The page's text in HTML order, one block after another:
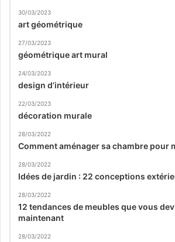
30/03/2023
art géométrique
27/03/2023
géométrique art mural
24/03/2023
design d’intérieur
22/03/2023
décoration murale
28/03/2022
Comment aménager sa chambre pour
28/03/2022
Idées de jardin : 22 conceptions
28/03/2022
12 tendances de meubles que vous
maintenant
28/03/2022